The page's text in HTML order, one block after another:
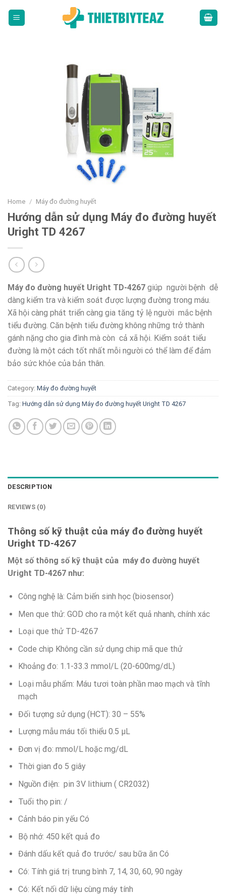
Home / Máy đo đường huyết
Hướng dẫn sử dụng Máy đo đường huyết
Uright TD 4267
Máy đo đường huyết Uright TD-4267 giúp người bệnh dễ
dàng kiểm tra và kiểm soát được lượng đường trong máu.
Xã hội càng phát triển càng gia tăng tỷ lệ người mắc bệnh
tiểu đường. Căn bệnh tiểu đường không những trở thành
gánh nặng cho gia đình mà còn cả xã hội. Kiểm soát tiểu
đường là một cách tốt nhất mỗi người có thể làm để đảm
bảo sức khỏe của bản thân.
Category: Máy đo đường huyết
Tag: Hướng dẫn sử dụng Máy đo đường huyết Uright TD 4267
DESCRIPTION
REVIEWS (0)
Thông số kỹ thuật của máy đo đường huyết
Uright TD-4267
Một số thông số kỹ thuật của máy đo đường huyết
Uright TD-4267 như:
Công nghệ là: Cảm biến sinh học (biosensor)
Men que thử: GOD cho ra một kết quả nhanh, chính xác
Loại que thử TD-4267
Code chip Không cần sử dụng chip mã que thử
Khoảng đo: 1.1-33.3 mmol/L (20-600mg/dL)
Loại mẫu phẩm: Máu tươi toàn phần mao mạch và tĩnh
mạch
Đối tượng sử dụng (HCT): 30 – 55%
Lượng mẫu máu tối thiểu 0.5 μL
Đơn vị đo: mmol/L hoặc mg/dL
Thời gian đo 5 giây
Nguồn điện: pin 3V lithium ( CR2032)
Tuổi thọ pin: /
Cảnh báo pin yếu Có
Bộ nhớ: 450 kết quả đo
Đánh dấu kết quả đo trước/ sau bữa ăn Có
Có: Tính giá trị trung bình 7, 14, 30, 60, 90 ngày
Có: Kết nối dữ liệu cùng máy tính